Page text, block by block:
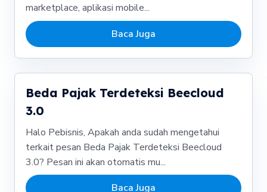
marketplace, aplikasi mobile...
Baca Juga
Beda Pajak Terdeteksi Beecloud
3.0
Halo Pebisnis, Apakah anda sudah mengetahui
terkait pesan Beda Pajak Terdeteksi Beecloud
3.0? Pesan ini akan otomatis mu...
Baca Juga